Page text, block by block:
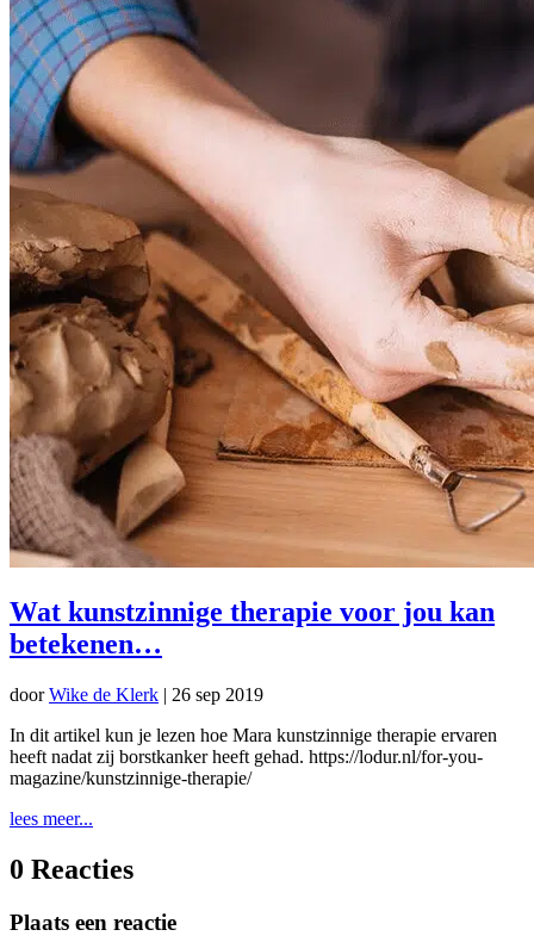
Wat kunstzinnige therapie voor jou kan
betekenen…
doorWike de Klerk | 26 sep 2019
In dit artikel kun je lezen hoe Mara kunstzinnige therapie ervaren
heeft nadat zij borstkanker heeft gehad. https://lodur.nl/for-you-
magazine/kunstzinnige-therapie/
lees meer...
0 Reacties
Plaats een reactie